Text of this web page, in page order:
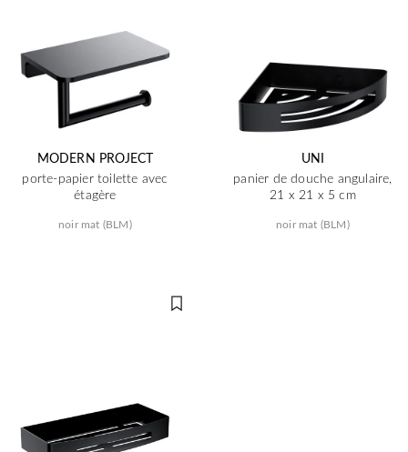
MODERN PROJECT
porte-papier toilette avec
étagère
noir mat (BLM)
UNI
panier de douche angulaire,
21 x 21 x 5 cm
noir mat (BLM)